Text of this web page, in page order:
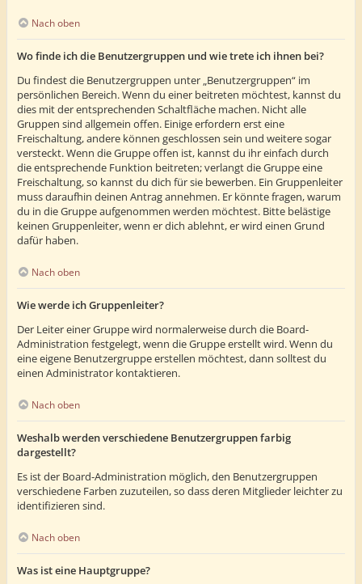
Nach oben
Wo finde ich die Benutzergruppen und wie trete ich ihnen bei?
Du findest die Benutzergruppen unter „Benutzergruppen“ im
persönlichen Bereich. Wenn du einer beitreten möchtest, kannst du
dies mit der entsprechenden Schaltfläche machen. Nicht alle
Gruppen sind allgemein offen. Einige erfordern erst eine
Freischaltung, andere können geschlossen sein und weitere sogar
versteckt. Wenn die Gruppe offen ist, kannst du ihr einfach durch
die entsprechende Funktion beitreten; verlangt die Gruppe eine
Freischaltung, so kannst du dich für sie bewerben. Ein Gruppenleiter
muss daraufhin deinen Antrag annehmen. Er könnte fragen, warum
du in die Gruppe aufgenommen werden möchtest. Bitte belästige
keinen Gruppenleiter, wenn er dich ablehnt, er wird einen Grund
dafür haben.
Nach oben
Wie werde ich Gruppenleiter?
Der Leiter einer Gruppe wird normalerweise durch die Board-
Administration festgelegt, wenn die Gruppe erstellt wird. Wenn du
eine eigene Benutzergruppe erstellen möchtest, dann solltest du
einen Administrator kontaktieren.
Nach oben
Weshalb werden verschiedene Benutzergruppen farbig
dargestellt?
Es ist der Board-Administration möglich, den Benutzergruppen
verschiedene Farben zuzuteilen, so dass deren Mitglieder leichter zu
identifizieren sind.
Nach oben
Was ist eine Hauptgruppe?